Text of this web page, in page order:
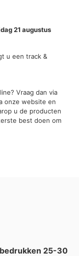
21 augustus
u een track &
Vraag dan via
onze website en
u de producten
best doen om
25-30